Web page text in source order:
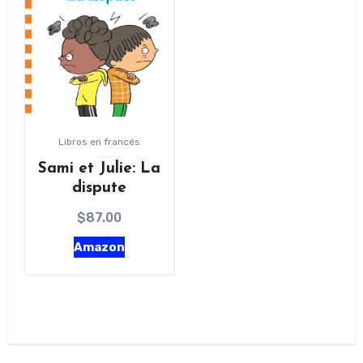
Libros en francés
Sami et Julie: La
dispute
$87.00
Amazon